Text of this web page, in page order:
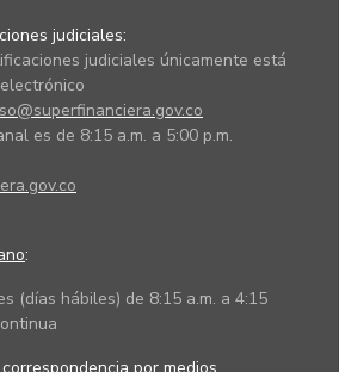
judiciales:
judiciales únicamente está
es de 8:15 a.m. a 5:00 p.m.
:
(días hábiles) de 8:15 a.m. a 4:15